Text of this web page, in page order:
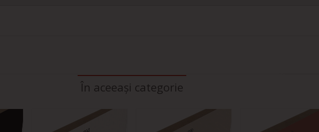
În aceeași categorie